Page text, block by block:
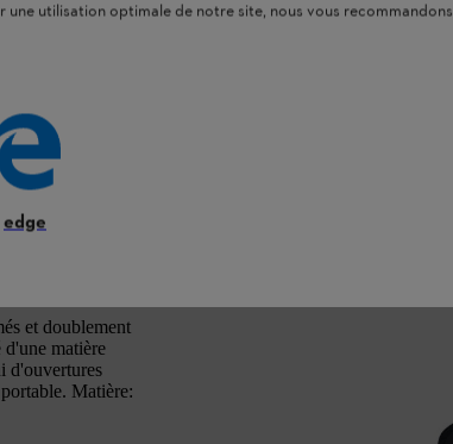
70 % polyester, 30 % katoen
et doublement
d'une matière
d'ouvertures
Matière:
utilisation optimale de notre site, nous vous recommandons
edge